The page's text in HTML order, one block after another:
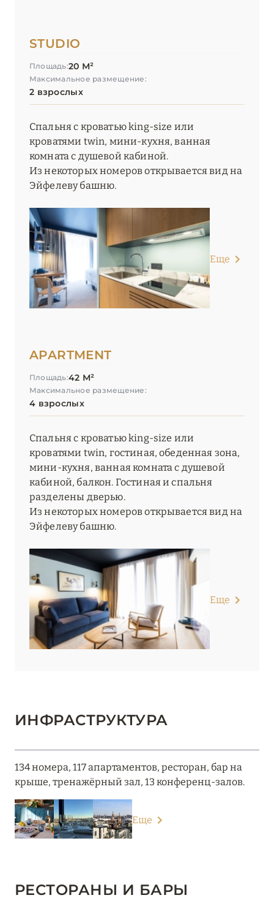
STUDIO
Площадь:20 М²
Максимальное размещение:
2 взрослых
Спальня с кроватью king-size или
кроватями twin, мини-кухня, ванная
комната с душевой кабиной.
Из некоторых номеров открывается вид на
Эйфелеву башню.
Еще
APARTMENT
Площадь:42 М²
Максимальное размещение:
4 взрослых
Спальня с кроватью king-size или
кроватями twin, гостиная, обеденная зона,
мини-кухня, ванная комната с душевой
кабиной, балкон. Гостиная и спальня
разделены дверью.
Из некоторых номеров открывается вид на
Эйфелеву башню.
Еще
ИНФРАСТРУКТУРА
134 номера, 117 апартаментов, ресторан, бар на
крыше, тренажёрный зал, 13 конференц-залов.
Еще
РЕСТОРАНЫ И БАРЫ